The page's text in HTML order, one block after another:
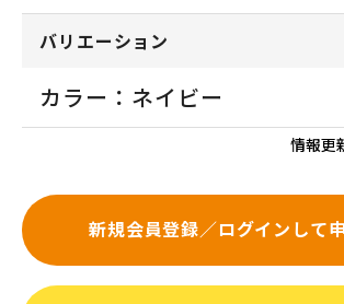
バリエーション
カラー：ネイビー
情報更
新規会員登録／ログインして